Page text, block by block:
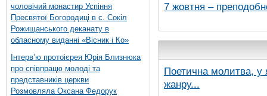
чоловічий монастир Успіння
Пресвятої Богородиці в с. Сокіл
Рожищанського деканату в
обласному виданні «Вісник і Ко»
Інтерв’ю протоієрея Юрія Близнюка
про співпрацю молоді та
представників церкви
Розмовляла Оксана Федорук
7 жовтня –
Поетична молитва, у
жанру...